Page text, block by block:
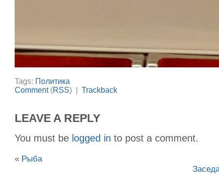
Tags: Политика
Comment(RSS) | Trackback
LEAVE A REPLY
You must be logged in to post a comment.
« Рыба